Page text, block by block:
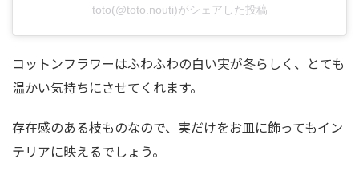
toto(@toto.nouti)がシェアした投稿
コットンフラワーはふわふわの白い実が冬らしく、とても
温かい気持ちにさせてくれます。
存在感のある枝ものなので、実だけをお皿に飾ってもイン
テリアに映えるでしょう。